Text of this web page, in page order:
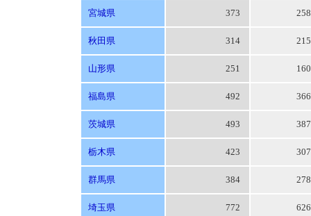
宮城県 373
秋田県 314
山形県 251
福島県 492
茨城県 493
栃木県 423
群馬県 384
埼玉県 772